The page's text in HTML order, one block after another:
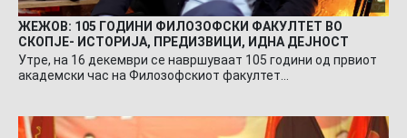
ЖЕЖОВ: 105 ГОДИНИ ФИЛОЗОФСКИ ФАКУЛТЕТ ВО
СКОПЈЕ- ИСТОРИЈА, ПРЕДИЗВИЦИ, ИДНА ДЕЈНОСТ
Утре, на 16 декември се навршуваат 105 години од првиот
академски час на Филозофскиот факултет…